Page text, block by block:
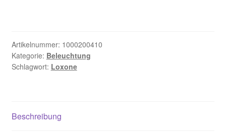
(wasserfest)
Menge
Artikelnummer: 1000200410
Kategorie: Beleuchtung
Schlagwort: Loxone
Beschreibung